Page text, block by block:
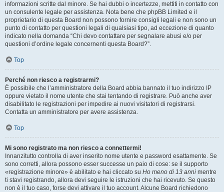
informazioni scritte dal minore. Se hai dubbi o incertezze, mettiti in contatto con
un consulente legale per assistenza. Nota bene che phpBB Limited e il
proprietario di questa Board non possono fornire consigli legali e non sono un
punto di contatto per questioni legali di qualsiasi tipo, ad eccezione di quanto
indicato nella domanda “Chi devo contattare per segnalare abusi e/o per
questioni d’ordine legale concernenti questa Board?”.
Top
Perché non riesco a registrarmi?
È possibile che l’amministratore della Board abbia bannato il tuo indirizzo IP
oppure vietato il nome utente che stai tentando di registrare. Può anche aver
disabilitato le registrazioni per impedire ai nuovi visitatori di registrarsi.
Contatta un amministratore per avere assistenza.
Top
Mi sono registrato ma non riesco a connettermi!
Innanzitutto controlla di aver inserito nome utente e password esattamente. Se
sono corretti, allora possono esser successe un paio di cose: se il supporto
«registrazione minore» è abilitato e hai cliccato su Ho meno di 13 anni mentre
ti stavi registrando, allora devi seguire le istruzioni che hai ricevuto. Se questo
non è il tuo caso, forse devi attivare il tuo account. Alcune Board richiedono